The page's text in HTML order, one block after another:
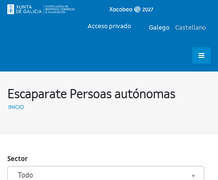
Galego Castellano
Acceso privado
Escaparate Persoas autónomas
INICIO
Sector
Todo
Sector